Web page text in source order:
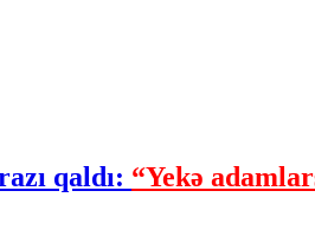
qaldı: “Yekə